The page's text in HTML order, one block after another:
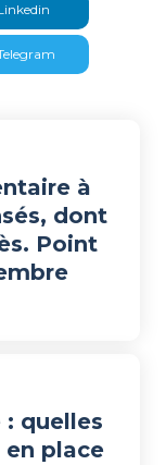
à
dont
Point
: quelles
en place